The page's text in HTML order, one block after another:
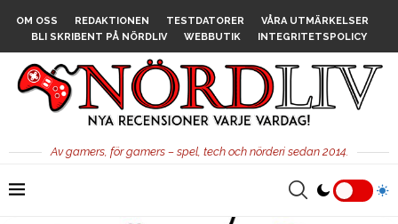
OM OSS REDAKTIONEN TESTDATORER
VÅRA UTMÄRKELSER
BLI SKRIBENT PÅ NÖRDLIV
WEBBUTIK INTEGRITETSPOLICY
Av gamers, för gamers – spel, tech och nörderi sedan 2014.